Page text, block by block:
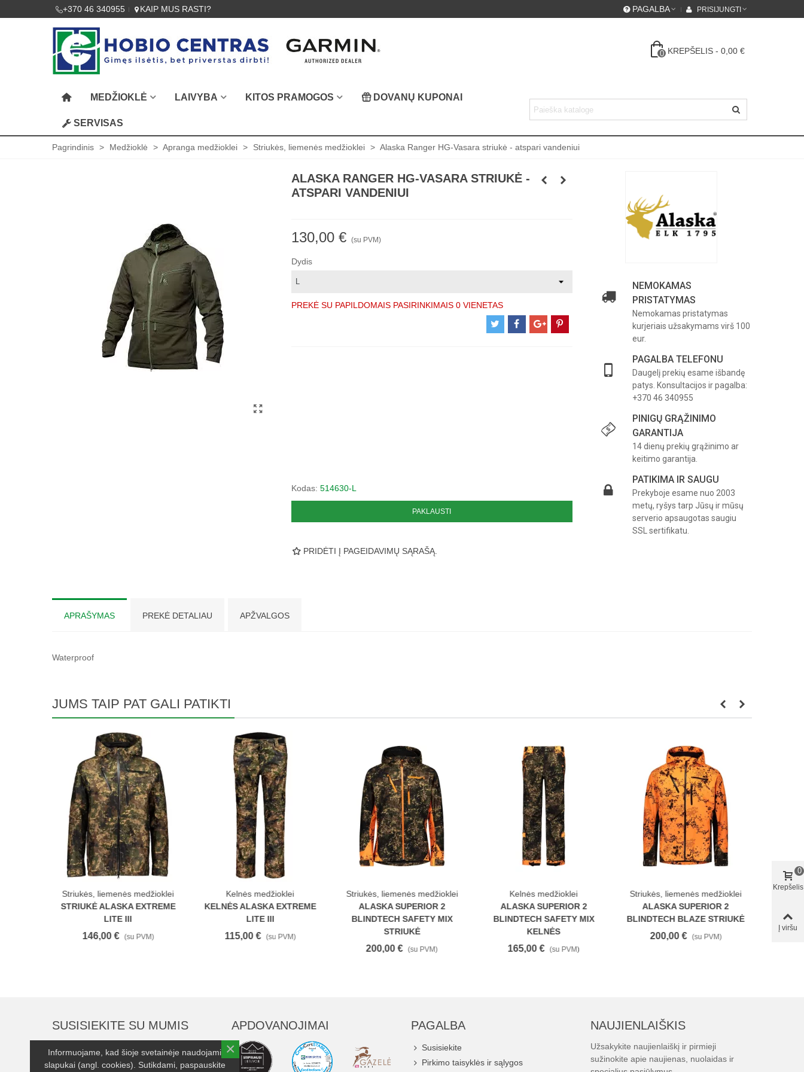
+370 46 340955 KAIP MUS RASTI? PAGALBA PRISIJUNGTI
0 KREPŠELIS - 0,00 €
MEDŽIOKLĖ LAIVYBA KITOS PRAMOGOS DOVANŲ KUPONAI
SERVISAS
Pagrindinis > Medžioklė > Apranga medžioklei > Striukės, liemenės medžioklei > Alaska Ranger HG-Vasara striukė - atspari vandeniui
ALASKA RANGER HG-VASARA STRIUKĖ -
ATSPARI VANDENIUI
130,00 € (su PVM)
Dydis
PREKĖ SU PAPILDOMAIS PASIRINKIMAIS 0 VIENETAS
Kodas: 514630-L
PAKLAUSTI
PRIDĖTI Į PAGEIDAVIMŲ SĄRAŠĄ.
NEMOKAMAS
PRISTATYMAS
Nemokamas pristatymas
kurjeriais užsakymams virš 100
eur.
PAGALBA TELEFONU
Daugelį prekių esame išbandę
patys. Konsultacijos ir pagalba:
+370 46 340955
PINIGŲ GRĄŽINIMO
GARANTIJA
14 dienų prekių grąžinimo ar
keitimo garantija.
PATIKIMA IR SAUGU
Prekyboje esame nuo 2003
metų, ryšys tarp Jūsų ir mūsų
serverio apsaugotas saugiu
SSL sertifikatu.
APRAŠYMAS PREKĖ DETALIAU APŽVALGOS
Waterproof
JUMS TAIP PAT GALI PATIKTI
Striukės, liemenės medžioklei
STRIUKĖ ALASKA EXTREME
LITE III
146,00 € (su PVM)
Kelnės medžioklei
KELNĖS ALASKA EXTREME
LITE III
115,00 € (su PVM)
Striukės, liemenės medžioklei
ALASKA SUPERIOR 2
BLINDTECH SAFETY MIX
STRIUKĖ
200,00 € (su PVM)
Kelnės medžioklei
ALASKA SUPERIOR 2
BLINDTECH SAFETY MIX
KELNĖS
165,00 € (su PVM)
Striukės, liemenės medžioklei
ALASKA SUPERIOR 2
BLINDTECH BLAZE STRIUKĖ
200,00 € (su PVM)
SUSISIEKITE SU MUMIS
Įmonės kodas: 263248370
APDOVANOJIMAI PAGALBA
Susisiekite
Pirkimo taisyklės ir sąlygos
NAUJIENLAIŠKIS
Užsakykite naujienlaiškį ir pirmieji
sužinokite apie naujienas, nuolaidas ir
Krepšelis
0
Į viršu
Informuojame, kad šioje svetainėje naudojami
slapukai (angl. cookies). Sutikdami, paspauskite
×